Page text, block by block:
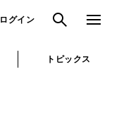
ログイン 検索 メニュ
トピックス